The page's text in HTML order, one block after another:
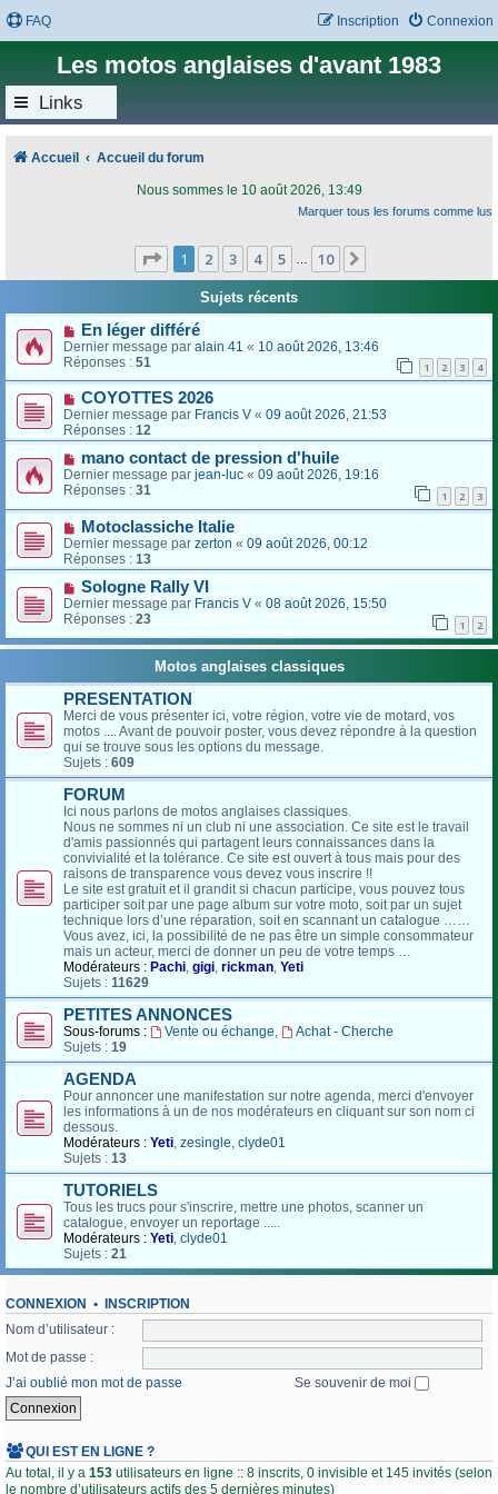
FAQ Connexion
Inscription
Les motos anglaises d'avant 1983
Links
Accueil Accueil du forum
Nous sommes le 10 août 2026, 13:49
Marquer tous les forums comme lus
Page 1sur
1 2 3 4 5 10
Sujets récents
En léger différé
Dernier message par alain 41 « 10 août 2026, 13:46
Réponses : 51 1 2 3 4
COYOTTES 2026
Dernier message par Francis V « 09 août 2026, 21:53
Réponses : 12
mano contact de pression d'huile
Dernier message par jean-luc « 09 août 2026, 19:16
Réponses : 31 1 2 3
Motoclassiche Italie
Dernier message par zerton « 09 août 2026, 00:12
Réponses : 13
Sologne Rally VI
Dernier message par Francis V « 08 août 2026, 15:50
Réponses : 23 1 2
Motos anglaises classiques
PRESENTATION
Merci de vous présenter ici, votre région, votre vie de motard, vos
motos .... Avant de pouvoir poster, vous devez répondre à la question
qui se trouve sous les options du message.
Sujets : 609
FORUM
Ici nous parlons de motos anglaises classiques.
Nous ne sommes ni un club ni une association. Ce site est le travail
d'amis passionnés qui partagent leurs connaissances dans la
convivialité et la tolérance. Ce site est ouvert à tous mais pour des
raisons de transparence vous devez vous inscrire !!
Le site est gratuit et il grandit si chacun participe, vous pouvez tous
participer soit par une page album sur votre moto, soit par un sujet
technique lors d’une réparation, soit en scannant un catalogue ……
Vous avez, ici, la possibilité de ne pas être un simple consommateur
mais un acteur, merci de donner un peu de votre temps …
Modérateurs : Pachi, gigi, rickman, Yeti
Sujets : 11629
PETITES ANNONCES
Sous-forums : Vente ou échange,
Achat - Cherche
Sujets : 19
AGENDA
Pour annoncer une manifestation sur notre agenda, merci d'envoyer
les informations à un de nos modérateurs en cliquant sur son nom ci
dessous.
Modérateurs : Yeti, zesingle, clyde01
Sujets : 13
TUTORIELS
Tous les trucs pour s'inscrire, mettre une photos, scanner un
catalogue, envoyer un reportage .....
Modérateurs : Yeti, clyde01
Sujets : 21
CONNEXION • INSCRIPTION
Nom d’utilisateur :
Mot de passe :
J’ai oublié mon mot de passe
Se souvenir de moi
QUI EST EN LIGNE ?
Au total, il y a 153 utilisateurs en ligne :: 8 inscrits, 0 invisible et 145 invités (selon
le nombre d’utilisateurs actifs des 5 dernières minutes)